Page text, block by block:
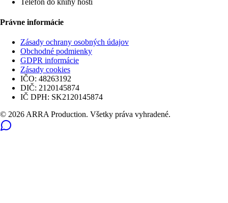
Telefón do knihy hostí
Právne informácie
Zásady ochrany osobných údajov
Obchodné podmienky
GDPR informácie
Zásady cookies
IČO: 48263192
DIČ: 2120145874
IČ DPH: SK2120145874
© 2026 ARRA Production. Všetky práva vyhradené.